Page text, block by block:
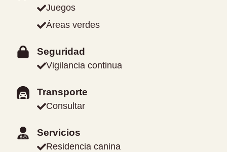
Juegos
Áreas verdes
Seguridad
Vigilancia continua
Transporte
Consultar
Servicios
Residencia canina